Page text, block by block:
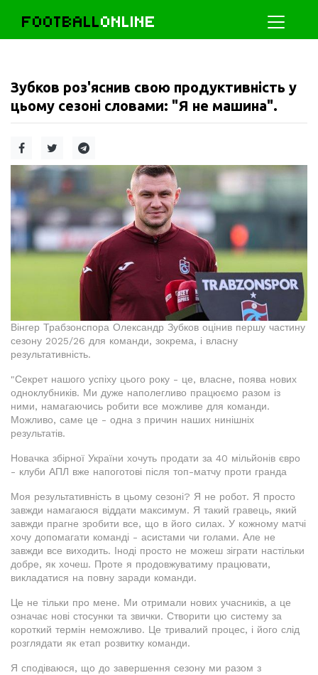
FOOTBALLONLINE
Зубков роз'яснив свою продуктивність у
цьому сезоні словами: "Я не машина".
Вінгер Трабзонспора Олександр Зубков оцінив першу частину
сезону 2025/26 для команди, зокрема, і власну
результативність.
"Секрет нашого успіху цього року - це, власне, поява нових
одноклубників. Ми дуже наполегливо працюємо разом із
ними, намагаючись робити все можливе для команди.
Можливо, саме це - одна з причин наших нинішніх
результатів.
Новачка збірної України хочуть продати за 40 мільйонів євро
- клуби АПЛ вже напоготові після топ-матчу проти гранда
Моя результативність в цьому сезоні? Я не робот. Я просто
завжди намагаюся віддати максимум. Я такий гравець, який
завжди прагне зробити все, що в його силах. У кожному матчі
хочу допомагати команді - асистами чи голами. Але не
завжди все виходить. Іноді просто не можеш зіграти настільки
добре, як хочеш. Проте я продовжуватиму працювати,
викладатися на повну заради команди.
Це не тільки про мене. Ми отримали нових учасників, а це
означає нові стосунки та звички. Створити цю систему за
короткий термін неможливо. Це тривалий процес, і його слід
розглядати як етап розвитку команди.
Я сподіваюся, що до завершення сезону ми разом з